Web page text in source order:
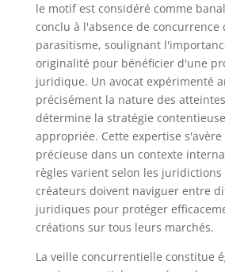
le motif est considéré comme
conclu à l'absence de concurrence
parasitisme, soulignant
originalité pour bénéficier d'une
juridique. Un avocat expérimenté
précisément la nature des
détermine la stratégie
appropriée. Cette expertise
précieuse dans un contexte
règles varient selon les juridictions
créateurs doivent naviguer entre
juridiques pour protéger
créations sur tous leurs marchés.
La veille concurrentielle constitue